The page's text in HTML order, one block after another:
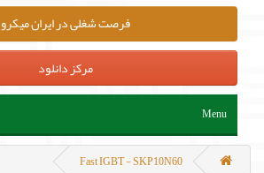
فرصت شغلی در ایران میکرو
مرکز دانلود
Menu
ابزار آلات و تجهیزات
Fast IGBT - SKP10N60